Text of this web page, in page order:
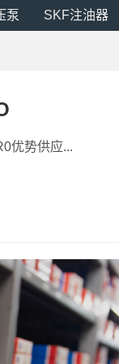
泵 SKF注油器
优势供应...